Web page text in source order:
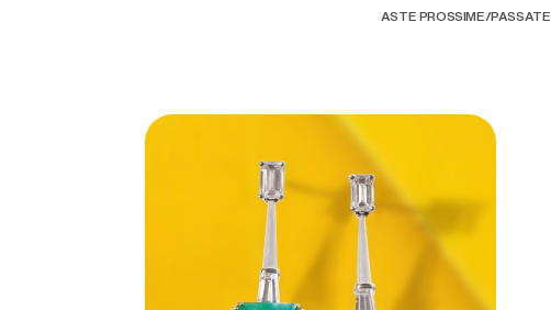
ASTE PROSSIME/PASSATE